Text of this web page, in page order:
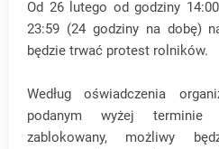
Od 26 lutego od godziny
23:59 (24 godziny na dobę)
będzie trwać protest rolników.
Według oświadczenia
podanym wyżej
zablokowany, możliwy